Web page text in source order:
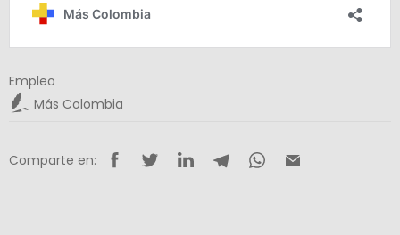
Empleo
Más Colombia
Comparte en: